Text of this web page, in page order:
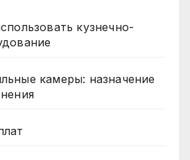
кузнечно-
камеры: назначение